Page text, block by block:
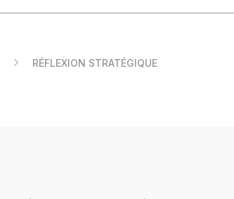
RÉFLEXION STRATÉGIQUE